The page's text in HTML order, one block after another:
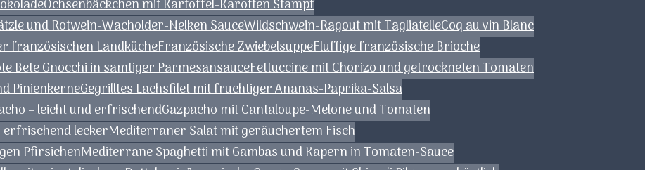
Ochsenbäckchen mit Kartoffel-Karotten Stampf
und Rotwein-Wacholder-Nelken SauceWildschwein-Ragout mit TagliatelleCoq au vin Blanc
französischen LandkücheFranzösische ZwiebelsuppeFluffige französische Brioche
Bete Gnocchi in samtiger ParmesansauceFettuccine mit Chorizo und getrockneten Tomaten
PinienkerneGegrilltes Lachsfilet mit fruchtiger Ananas-Paprika-Salsa
– leicht und erfrischendGazpacho mit Cantaloupe-Melone und Tomaten
erfrischend leckerMediterraner Salat mit geräuchertem Fisch
PfirsichenMediterrane Spaghetti mit Gambas und Kapern in Tomaten-Sauce